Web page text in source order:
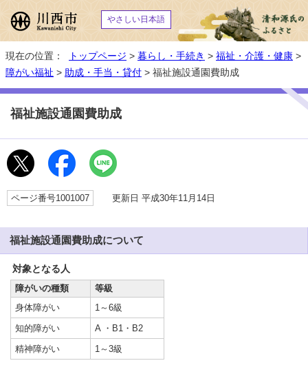
やさしい日本語
現在の位置： トップページ > 暮らし・手続き > 福祉・介護・健康 >
障がい福祉 > 助成・手当・貸付 > 福祉施設通園費助成
福祉施設通園費助成
ページ番号1001007 更新日 平成30年11月14日
福祉施設通園費助成について
対象となる人
障がいの種類
等級
身体障がい
1～6級
知的障がい
A ・B1・B2
精神障がい
1～3級